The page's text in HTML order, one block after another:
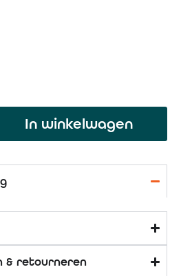
In winkelwagen
& retourneren